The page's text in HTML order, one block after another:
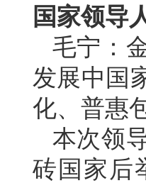
国家领导
毛宁：
发展中国
化、普惠
本次领
砖国家后